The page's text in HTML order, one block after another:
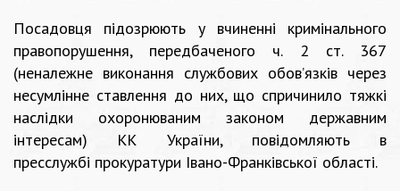
Посадовця підозрюють у вчиненні кримінального
правопорушення, передбаченого ч. 2 ст. 367
(неналежне виконання службових обов’язків через
несумлінне ставлення до них, що спричинило тяжкі
наслідки охоронюваним законом державним
інтересам) КК України, повідомляють в
пресслужбі прокуратури Івано-Франківської області.